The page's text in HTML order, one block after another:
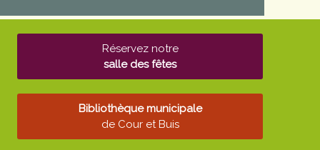
Réservez notre
salle des fêtes
Bibliothèque municipale
de Cour et Buis